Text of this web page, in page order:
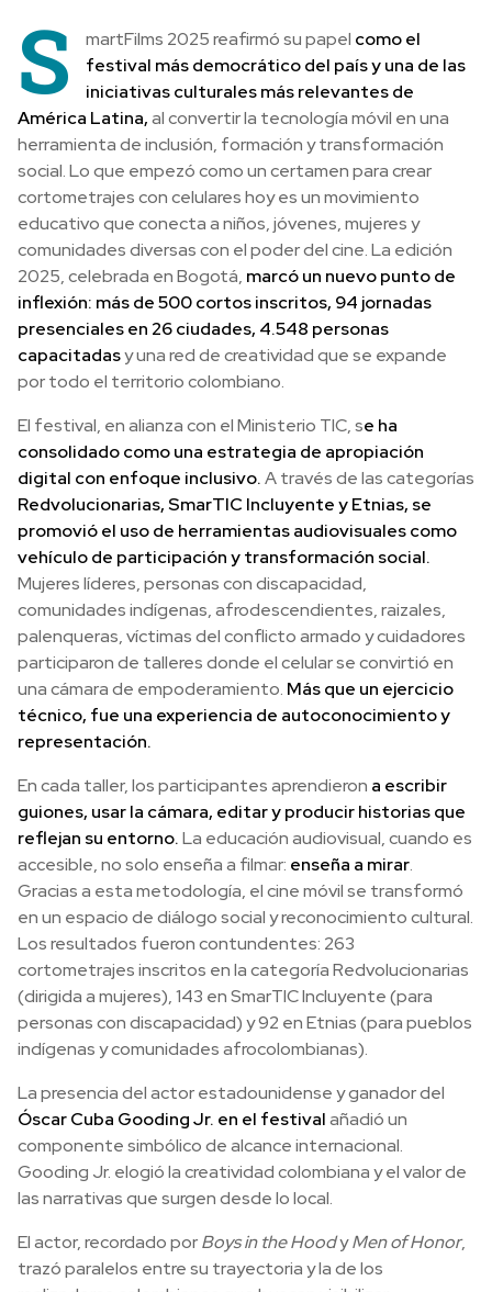
S martFilms 2025 reafirmó su papel como el
festival más democrático del país y una de las
iniciativas culturales más relevantes de
América Latina,al convertir la tecnología móvil en una
herramienta de inclusión, formación y transformación
social. Lo que empezó como un certamen para crear
cortometrajes con celulares hoy es un movimiento
educativo que conecta a niños, jóvenes, mujeres y
comunidades diversas con el poder del cine. La edición
2025, celebrada en Bogotá, marcó un nuevo punto de
inflexión: más de 500 cortos inscritos, 94 jornadas
presenciales en 26 ciudades, 4.548 personas
capacitadasy una red de creatividad que se expande
por todo el territorio colombiano.
El festival, en alianza con el Ministerio TIC, se ha
consolidado como una estrategia de apropiación
digital con enfoque inclusivo.A través de las categorías
Redvolucionarias, SmarTIC Incluyente y Etnias, se
promovió el uso de herramientas audiovisuales como
vehículo de participación y transformación social.
Mujeres líderes, personas con discapacidad,
comunidades indígenas, afrodescendientes, raizales,
palenqueras, víctimas del conflicto armado y cuidadores
participaron de talleres donde el celular se convirtió en
una cámara de empoderamiento. Más que un ejercicio
técnico, fue una experiencia de autoconocimiento y
representación.
En cada taller, los participantes aprendieron a escribir
guiones, usar la cámara, editar y producir historias que
reflejan su entorno.La educación audiovisual, cuando es
accesible, no solo enseña a filmar: enseña a mirar.
Gracias a esta metodología, el cine móvil se transformó
en un espacio de diálogo social y reconocimiento cultural.
Los resultados fueron contundentes: 263
cortometrajes inscritos en la categoría Redvolucionarias
(dirigida a mujeres), 143 en SmarTIC Incluyente (para
personas con discapacidad) y 92 en Etnias (para pueblos
indígenas y comunidades afrocolombianas).
La presencia del actor estadounidense y ganador del
Óscar Cuba Gooding Jr. en el festivalañadió un
componente simbólico de alcance internacional.
Gooding Jr. elogió la creatividad colombiana y el valor de
las narrativas que surgen desde lo local.
El actor, recordado porBoys in the HoodyMen of Honor,
trazó paralelos entre su trayectoria y la de los